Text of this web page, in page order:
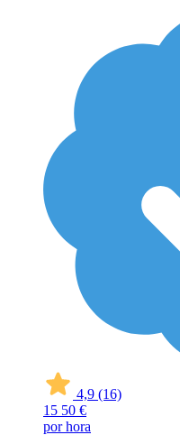
4,9 (16)
15 50 €
por hora